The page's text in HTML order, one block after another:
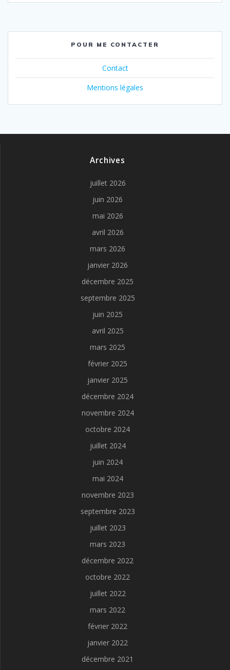
POUR ME CONTACTER
Contact
Mentions légales
Archives
juillet 2026
juin 2026
mai 2026
avril 2026
mars 2026
janvier 2026
décembre 2025
septembre 2025
juin 2025
avril 2025
mars 2025
février 2025
janvier 2025
décembre 2024
novembre 2024
octobre 2024
juillet 2024
juin 2024
mai 2024
novembre 2023
septembre 2023
juillet 2023
mars 2023
décembre 2022
octobre 2022
juillet 2022
mars 2022
février 2022
janvier 2022
décembre 2021